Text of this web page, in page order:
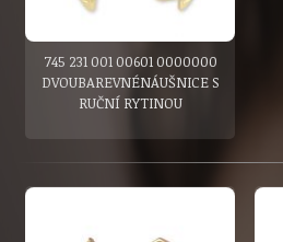
745 231 001 00601 0000000
DVOUBAREVNÉNÁUŠNICE S
RUČNÍ RYTINOU